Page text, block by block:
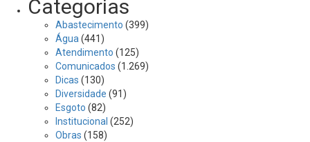
Categorias
Abastecimento (399)
Água (441)
Atendimento (125)
Comunicados (1.269)
Dicas (130)
Diversidade (91)
Esgoto (82)
Institucional (252)
Obras (158)